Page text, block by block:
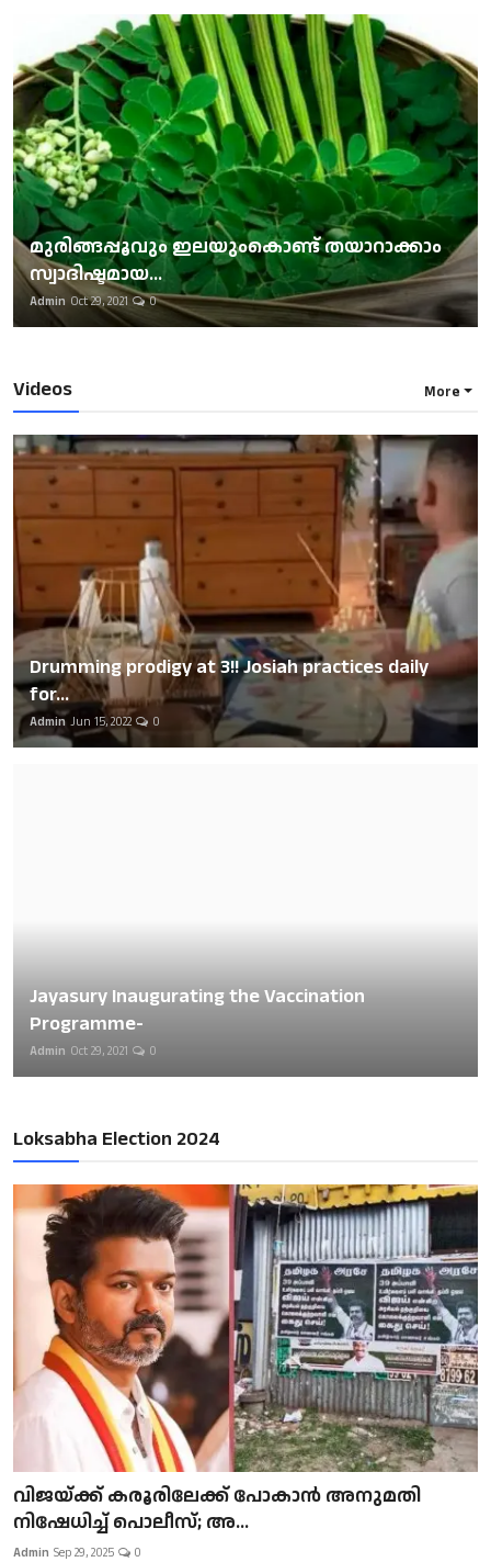
മുരിങ്ങപ്പൂവും ഇലയുംകൊണ്ട് തയാറാക്കാം
സ്വാദിഷ്ടമായ...
Admin Oct 29, 2021 0
Videos More
Drumming prodigy at 3!! Josiah practices daily
for...
Admin Jun 15, 2022 0
Jayasury Inaugurating the Vaccination
Programme-
Admin Oct 29, 2021 0
Loksabha Election 2024
വിജയ്ക്ക് കരൂരിലേക്ക് പോകാൻ അനുമതി
നിഷേധിച്ച് പൊലീസ്; അ...
Admin Sep 29, 2025 0